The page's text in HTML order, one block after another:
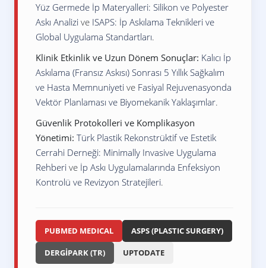
1. Hafta
(İyileşme)
Doku iyileşmesi hızlanır,
ipler sabitlenir.
Yüz ovali
başlar,
1. Ay
(Bütünleşme)
İpler dokuyla tamamen
bütünleşir.
Gergin, dinç
bir ifade
3. Ay
(Altın Dönem)
Kolajen üretimi tepe
noktasına ulaşır.
Cilt
artış ve doğal
6. Ay
(Stabilizasyon)
Doku stabilizasyonu
tamamlanır. kalıcı
Yüz Germede İp Materyalleri: Silikon ve Polyester
Askı Analizi ve ISAPS: İp Askılama Teknikleri ve
Global Uygulama Standartları.
Klinik Etkinlik ve Uzun Dönem Sonuçlar: Kalıcı İp
Askılama (Fransız Askısı) Sonrası 5 Yıllık Sağkalım
ve Hasta Memnuniyeti ve Fasiyal Rejuvenasyonda
Vektör Planlaması ve Biyomekanik Yaklaşımlar.
Güvenlik Protokolleri ve Komplikasyon
Yönetimi: Türk Plastik Rekonstrüktif ve Estetik
Cerrahi Derneği: Minimally Invasive Uygulama
Rehberi ve İp Askı Uygulamalarında Enfeksiyon
Kontrolü ve Revizyon Stratejileri.
PUBMED MEDICAL ASPS (PLASTIC SURGERY)
DERGİPARK (TR) UPTODATE